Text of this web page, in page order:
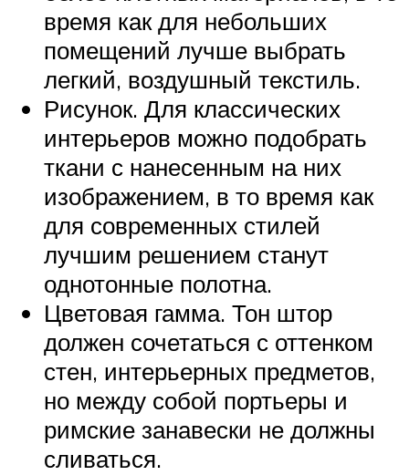
время как для небольших
помещений лучше выбрать
легкий, воздушный текстиль.
Рисунок. Для классических
интерьеров можно подобрать
ткани с нанесенным на них
изображением, в то время как
для современных стилей
лучшим решением станут
однотонные полотна.
Цветовая гамма. Тон штор
должен сочетаться с оттенком
стен, интерьерных предметов,
но между собой портьеры и
римские занавески не должны
сливаться.